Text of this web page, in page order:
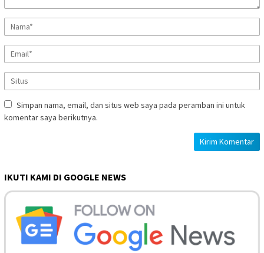
Simpan nama, email, dan situs web saya pada peramban ini untuk
komentar saya berikutnya.
IKUTI KAMI DI GOOGLE NEWS